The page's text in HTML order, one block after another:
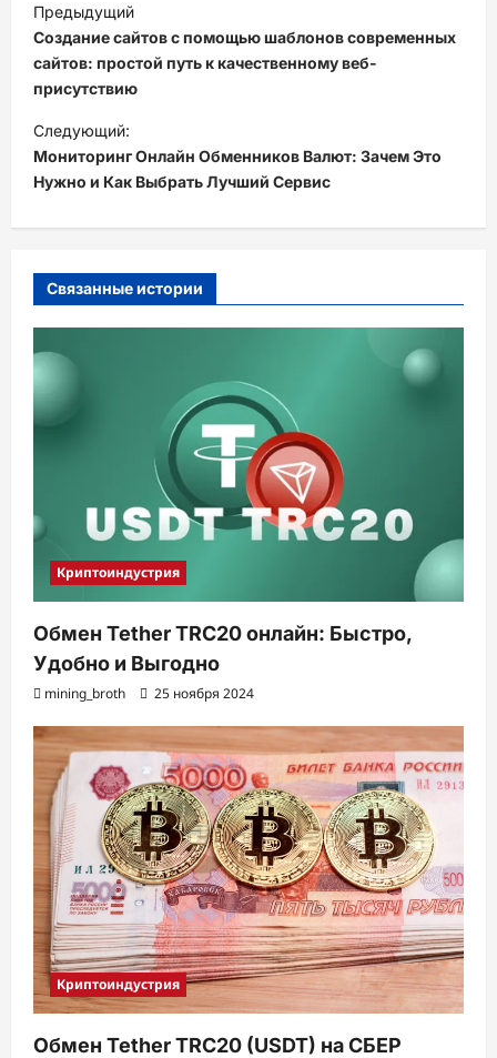
а
в
и
г
а
я
з
и
Предыдущий
Создание сайтов с помощью шаблонов современных
сайтов: простой путь к качественному веб-
присутствию
Следующий:
Мониторинг Онлайн Обменников Валют: Зачем Это
Нужно и Как Выбрать Лучший Сервис
Связанные истории
Криптоиндустрия
Обмен Tether TRC20 онлайн: Быстро,
Удобно и Выгодно
mining_broth 25 ноября 2024
Криптоиндустрия
Обмен Tether TRC20 (USDT) на СБЕР